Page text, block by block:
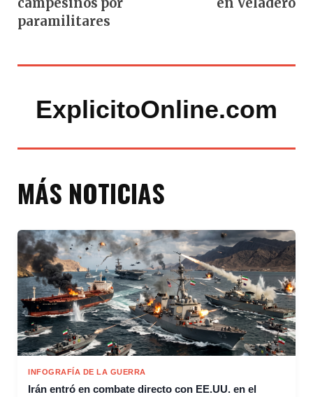
campesinos por
paramilitares
en Veladero
ExplicitoOnline.com
MÁS NOTICIAS
INFOGRAFÍA DE LA GUERRA
Irán entró en combate directo con EE.UU. en el